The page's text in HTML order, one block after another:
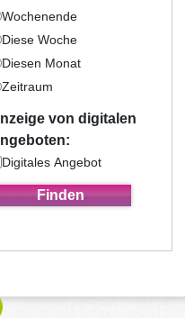
Wochenende
Diese Woche
Diesen Monat
Zeitraum
von digitalen
Digitales Angebot